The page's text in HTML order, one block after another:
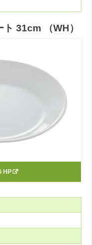
31cm （WH）
HP